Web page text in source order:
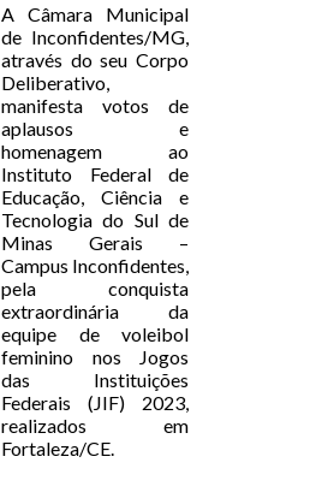
A Câmara Municipal
de Inconfidentes/MG,
através do seu Corpo
Deliberativo,
manifesta votos de
aplausos e
homenagem ao
Instituto Federal de
Educação, Ciência e
Tecnologia do Sul de
Minas Gerais –
Campus Inconfidentes,
pela conquista
extraordinária da
equipe de voleibol
feminino nos Jogos
das Instituições
Federais (JIF) 2023,
realizados em
Fortaleza/CE.